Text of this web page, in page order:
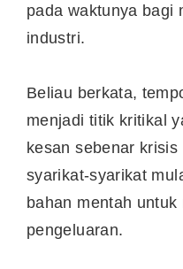
pada waktunya bagi
industri.
Beliau berkata,
menjadi titik kritikal
kesan sebenar
syarikat-syarikat
bahan mentah untuk
pengeluaran.